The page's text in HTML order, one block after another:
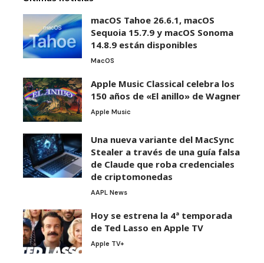
macOS Tahoe 26.6.1, macOS
Sequoia 15.7.9 y macOS Sonoma
14.8.9 están disponibles
MacOS
Apple Music Classical celebra los
150 años de «El anillo» de Wagner
Apple Music
Una nueva variante del MacSync
Stealer a través de una guía falsa
de Claude que roba credenciales
de criptomonedas
AAPL News
Hoy se estrena la 4ª temporada
de Ted Lasso en Apple TV
Apple TV+